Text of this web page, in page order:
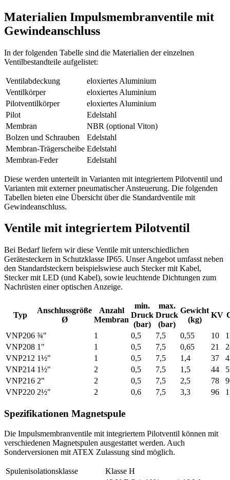
Materialien Impulsmembranventile mit
Gewindeanschluss
In der folgenden Tabelle sind die Materialien der einzelnen
Ventilbestandteile aufgelistet:
Ventilabdeckung
eloxiertes Aluminium
Ventilkörper
eloxiertes Aluminium
Pilotventilkörper
eloxiertes Aluminium
Pilot
Edelstahl
Membran
NBR (optional Viton)
Bolzen und Schrauben
Edelstahl
Membran-Trägerscheibe Edelstahl
Membran-Feder
Edelstahl
Diese werden unterteilt in Varianten mit integriertem Pilotventil und
Varianten mit externer pneumatischer Ansteuerung. Die folgenden
Tabellen bieten eine Übersicht über die Standardventile mit
Gewindeanschluss.
Ventile mit integriertem Pilotventil
Bei Bedarf liefern wir diese Ventile mit unterschiedlichen
Gerätesteckern in Schutzklasse IP65. Unser Angebot umfasst neben
den Standardsteckern beispielswiese auch Stecker mit Kabel,
Stecker mit LED (und Kabel), sowie leuchtende Dichtungen zum
Nachrüsten einer optischen Anzeige.
Typ
Anschlussgröße
Ø
Anzahl
Membran
min.
Druck
(bar)
max.
Druck
(bar)
Gewicht
(kg)
KV
VNP206 ¾" 1 0,5 7,5 0,55 10
VNP208 1" 1 0,5 7,5 0,65 21
VNP212 1½" 1 0,5 7,5 1,4 37
VNP214 1½" 2 0,5 7,5 1,5 44
VNP216 2" 2 0,5 7,5 2,5 78
VNP220 2½" 2 0,6 7,5 3,3 96
Spezifikationen Magnetspule
Die Impulsmembranventile mit integriertem Pilotventil können mit
verschiedenen Magnetspulen ausgestattet werden. Auch
Sonderversionen mit ATEX Zulassung sind möglich.
Spulenisolationsklasse
Klasse H